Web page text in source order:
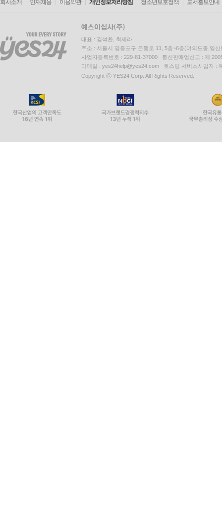
회사소개 인재채용 이용약관 개인정보처리방침 청소년보호정책 도서홍보안내
대표 : 김석환, 최세라
주소 : 서울시 영등포구 은행로 11, 5층~6층(여의도동,일신
사업자등록번호 : 229-81-37000 통신판매업신고 : 제
이메일 : yes24help@yes24.com 호스팅 서비스사업자 :
Copyright ⓒ YES24 Corp. All Rights Reserved.